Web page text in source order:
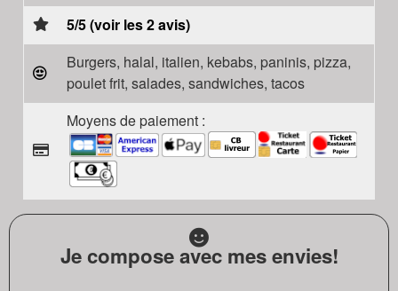
5/5 (voir les 2 avis)
Burgers, halal, italien, kebabs, paninis, pizza,
poulet frit, salades, sandwiches, tacos
Moyens de paiement :
Je compose avec mes envies!